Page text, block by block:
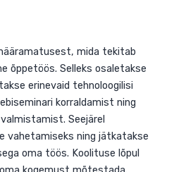
määramatusest, mida tekitab